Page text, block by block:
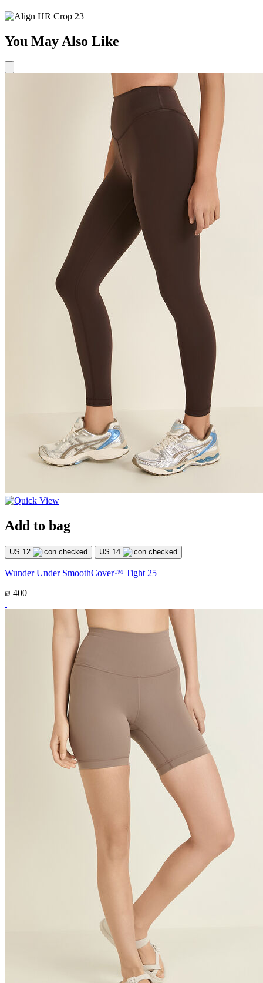
You May Also Like
Add to bag
US 12 US 14
Wunder Under SmoothCover™ Tight 25
₪ 400